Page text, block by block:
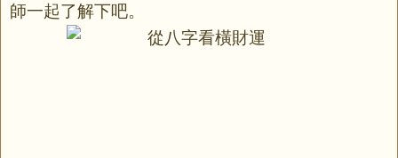
師一起了解下吧。